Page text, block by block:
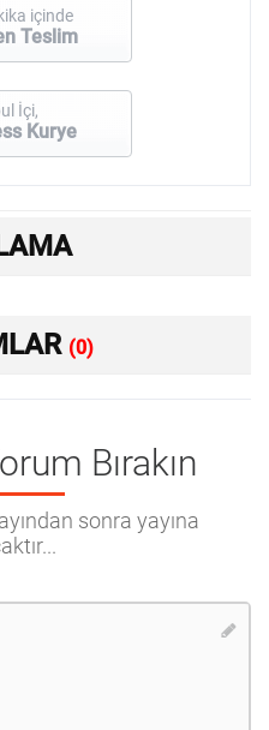
içinde
Teslim
İçi,
Kurye
(0)
Bırakın
sonra yayına